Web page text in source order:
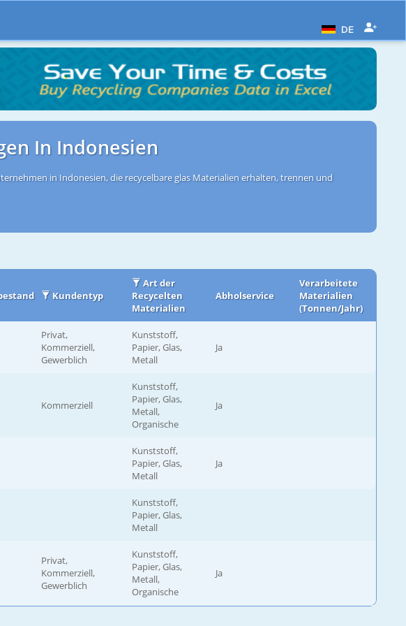
DE
In Indonesien
in Indonesien, die recycelbare glas Materialien erhalten, trennen und
Kundentyp
Art der
Recycelten
Materialien
Abholservice
Verarbeitete
Materialien
(Tonnen/Jahr)
Privat,
Kommerziell,
Gewerblich
Kunststoff,
Papier, Glas,
Metall
Ja
Kommerziell
Kunststoff,
Papier, Glas,
Metall,
Organische
Ja
Kunststoff,
Papier, Glas,
Metall
Ja
Kunststoff,
Papier, Glas,
Metall
Privat,
Kommerziell,
Gewerblich
Kunststoff,
Papier, Glas,
Metall,
Organische
Ja